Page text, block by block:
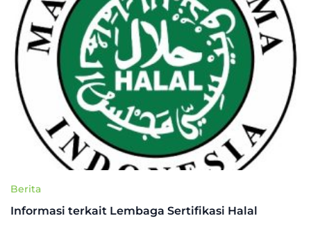
Berita
Informasi terkait Lembaga Sertifikasi Halal